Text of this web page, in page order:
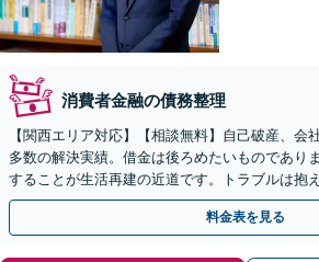
消費者金融の債務整理
【関西エリア対応】【相談無料】自己破産、会
多数の解決実績。借金は後ろめたいものであり
することが生活再建の近道です。トラブルは抱
談を。
料金表を見る